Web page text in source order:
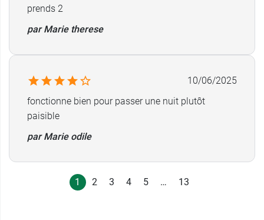
prends 2
par Marie therese
10/06/2025
fonctionne bien pour passer une nuit plutôt
paisible
par Marie odile
1 2 3 4 5 … 13